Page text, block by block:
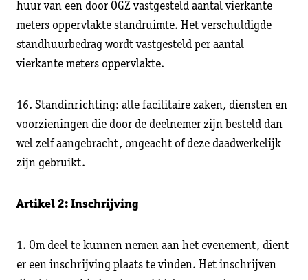
huur van een door OGZ vastgesteld aantal vierkante
meters oppervlakte standruimte. Het verschuldigde
standhuurbedrag wordt vastgesteld per aantal
vierkante meters oppervlakte.
16. Standinrichting: alle facilitaire zaken, diensten en
voorzieningen die door de deelnemer zijn besteld dan
wel zelf aangebracht, ongeacht of deze daadwerkelijk
zijn gebruikt.
Artikel 2: Inschrijving
1. Om deel te kunnen nemen aan het evenement, dient
er een inschrijving plaats te vinden. Het inschrijven